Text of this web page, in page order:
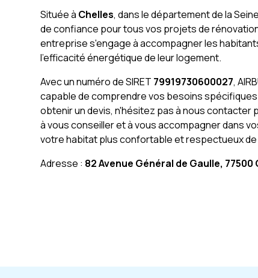
Située à Chelles, dans le département de la
de confiance pour tous vos projets de
entreprise s'engage à accompagner les
l'efficacité énergétique de leur logement.
Avec un numéro de SIRET 79919730600027,
capable de comprendre vos besoins
obtenir un devis, n'hésitez pas à nous contacter
à vous conseiller et à vous accompagner dans
votre habitat plus confortable et respectueux de
Adresse : 82 Avenue Général de Gaulle, 77500